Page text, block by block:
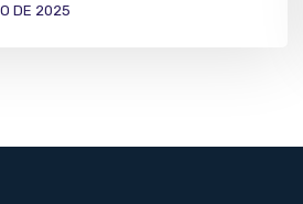
DE 2025